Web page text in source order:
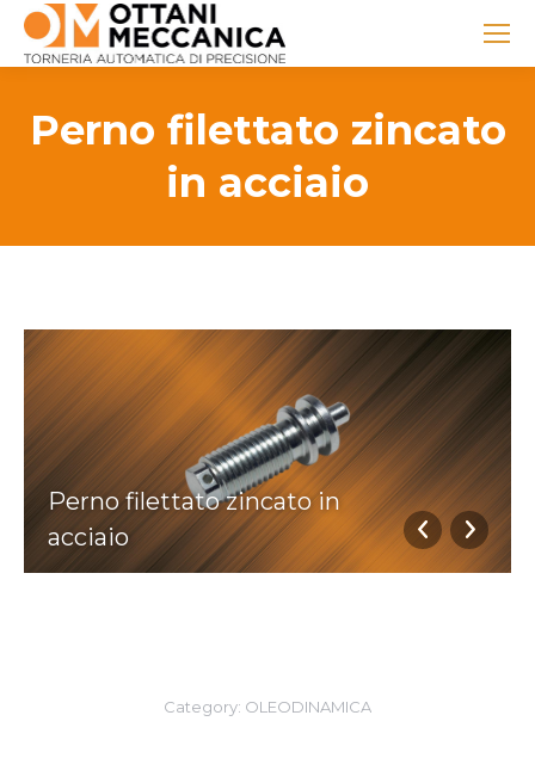
Perno filettato zincato
in acciaio
Perno filettato zincato in
acciaio
Category: OLEODINAMICA